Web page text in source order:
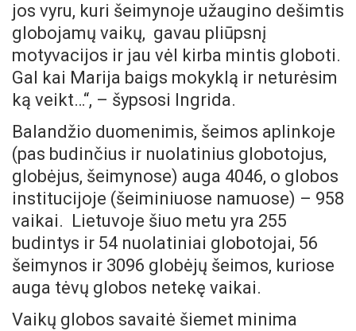
jos vyru, kuri šeimynoje užaugino dešimtis
globojamų vaikų, gavau pliūpsnį
motyvacijos ir jau vėl kirba mintis globoti.
Gal kai Marija baigs mokyklą ir neturėsim
ką veikt…“, – šypsosi Ingrida.
Balandžio duomenimis, šeimos aplinkoje
(pas budinčius ir nuolatinius globotojus,
globėjus, šeimynose) auga 4046, o globos
institucijoje (šeiminiuose namuose) – 958
vaikai. Lietuvoje šiuo metu yra 255
budintys ir 54 nuolatiniai globotojai, 56
šeimynos ir 3096 globėjų šeimos, kuriose
auga tėvų globos netekę vaikai.
Vaikų globos savaitė šiemet minima